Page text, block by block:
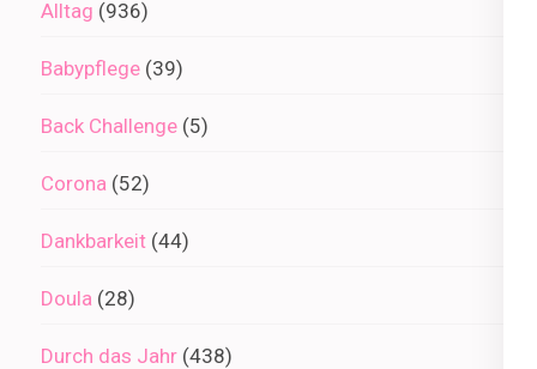
Alltag (936)
Babypflege (39)
Back Challenge (5)
Corona (52)
Dankbarkeit (44)
Doula (28)
Durch das Jahr (438)